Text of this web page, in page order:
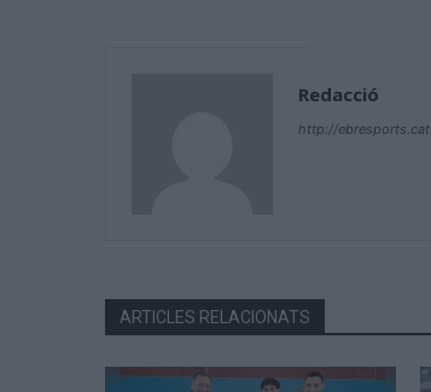
Redacció
http://ebresports.cat
ARTICLES RELACIONATS